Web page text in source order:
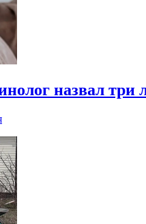
назвал три